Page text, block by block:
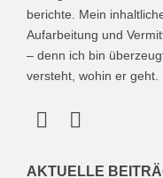
berichte. Mein
Aufarbeitung und
– denn ich bin
versteht, wohin er geht.
AKTUELLE